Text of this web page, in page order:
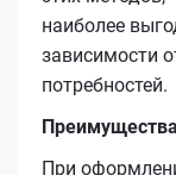
наиболее
зависимости
потребностей.
При